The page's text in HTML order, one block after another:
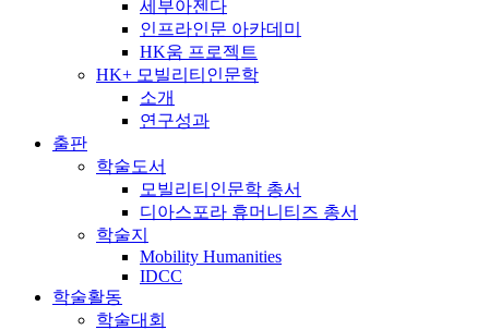
세부아젠다
인프라인문 아카데미
HK움 프로젝트
HK+ 모빌리티인문학
소개
연구성과
출판
학술도서
모빌리티인문학 총서
디아스포라 휴머니티즈 총서
학술지
Mobility Humanities
IDCC
학술활동
학술대회